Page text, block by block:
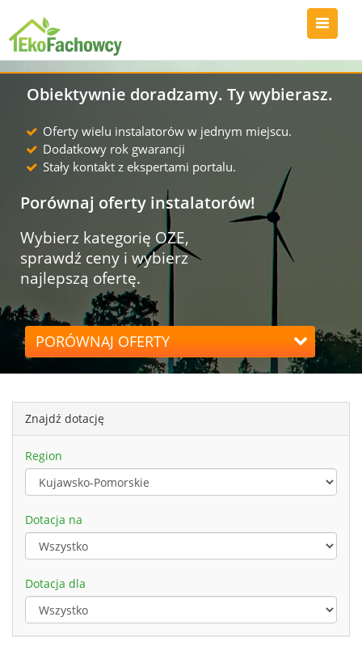
Porównaj oferty instalatorów!
Wybierz kategorię OZE,
sprawdź ceny i wybierz
najlepszą ofertę.
PORÓWNAJ OFERTY
Obiektywnie doradzamy. Ty wybierasz.
Oferty wielu instalatorów w jednym miejscu.
Dodatkowy rok gwarancji
Stały kontakt z ekspertami portalu.
Znajdź dotację
Region
Dotacja na
Dotacja dla